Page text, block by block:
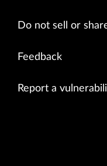
Do not sell or
Feedback
Report a